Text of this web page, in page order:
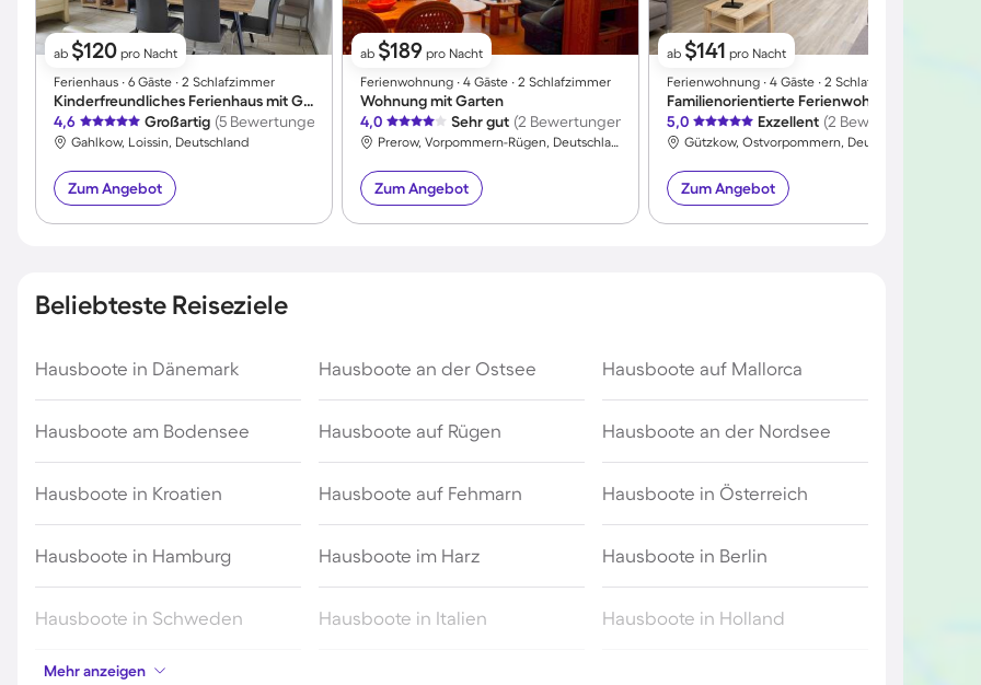
ab $120 pro Nacht
Ferienhaus ∙ 6 Gäste ∙ 2 Schlafzimmer
Kinderfreundliches Ferienhaus mit Grill, Terrasse und Garten | Haustiere sind willkommen
4,6
Großartig (5 Bewertungen)
Gahlkow, Loissin, Deutschland
Zum Angebot
ab $189 pro Nacht
Ferienwohnung ∙ 4 Gäste ∙ 2 Schlafzimmer
Wohnung mit Garten
4,0
Sehr gut (2 Bewertungen)
Prerow, Vorpommern-Rügen, Deutschland
Zum Angebot
ab $141 pro Nacht
Ferienwohnung ∙ 4 Gäste ∙ 2 Schlafzimmer
5,0
Exzellent (2 Bewertungen)
Gützkow, Ostvorpommern, Deutschland
Zum Angebot
Beliebteste Reiseziele
Hausboote in Dänemark Hausboote an der Ostsee Hausboote auf Mallorca
Hausboote am Bodensee Hausboote auf Rügen Hausboote an der Nordsee
Hausboote in Kroatien Hausboote auf Fehmarn Hausboote in Österreich
Hausboote in Hamburg Hausboote im Harz Hausboote in Berlin
Hausboote in Schweden Hausboote in Italien Hausboote in Holland
Hausboote an der
Mehr anzeigen